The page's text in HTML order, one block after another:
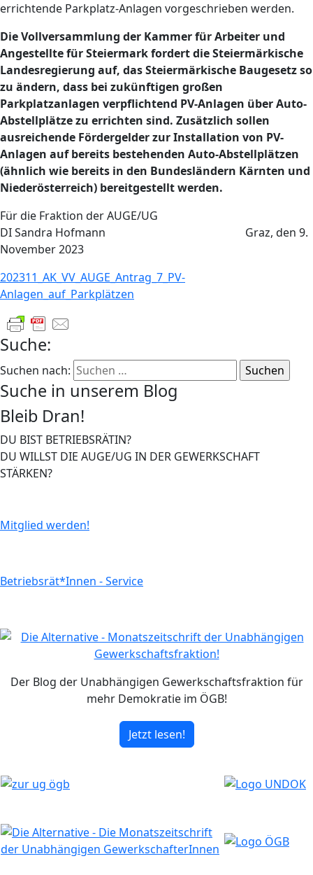
errichtende Parkplatz-Anlagen vorgeschrieben werden.
Die Vollversammlung der Kammer für Arbeiter und
Angestellte für Steiermark fordert die Steiermärkische
Landesregierung auf, das Steiermärkische Baugesetz so
zu ändern, dass bei zukünftigen großen
Parkplatzanlagen verpflichtend PV-Anlagen über Auto-
Abstellplätze zu errichten sind. Zusätzlich sollen
ausreichende Fördergelder zur Installation von PV-
Anlagen auf bereits bestehenden Auto-Abstellplätzen
(ähnlich wie bereits in den Bundesländern Kärnten und
Niederösterreich) bereitgestellt werden.
Für die Fraktion der AUGE/UG
DI Sandra Hofmann Graz, den 9.
November 2023
202311_AK_VV_AUGE_Antrag_7_PV-
Anlagen_auf_Parkplätzen
Suche:
Suchen nach:
Suche in unserem Blog
Bleib Dran!
DU BIST BETRIEBSRÄTIN?
DU WILLST DIE AUGE/UG IN DER GEWERKSCHAFT
STÄRKEN?
Mitglied werden!
Betriebsrät*Innen - Service
Der Blog der Unabhängigen Gewerkschaftsfraktion für
mehr Demokratie im ÖGB!
Jetzt lesen!